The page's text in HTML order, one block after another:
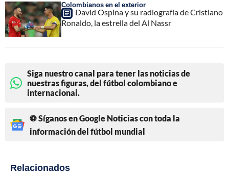
Colombianos en el exterior
David Ospina y su radiografía de Cristiano
Ronaldo, la estrella del Al Nassr
Siga nuestro canal para tener las noticias de
nuestras figuras, del fútbol colombiano e
internacional.
⚽ Síganos en Google Noticias con toda la
información del fútbol mundial
Relacionados